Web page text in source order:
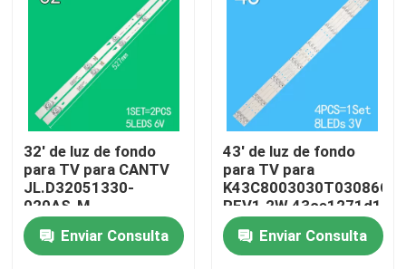
Hogar
Productos
32' de luz de fondo
para TV para CANTV
JL.D32051330-
020AS-M
32HR332M05A1 V3
4D-LE3202-YC1P0Z1
Enviar Consulta
43' de luz de fondo
para TV para
K43C8003030T03086C9-
REV1.2W 43ce1271d1
Enviar Consulta